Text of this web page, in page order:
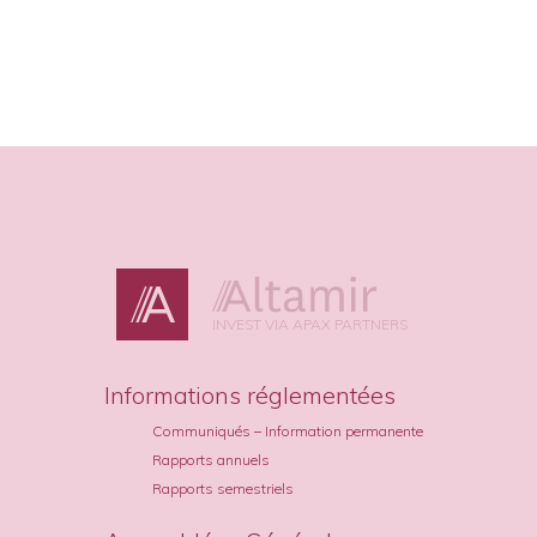
INVEST VIA APAX PARTNERS
Informations réglementées
Communiqués – Information permanente
Rapports annuels
Rapports semestriels